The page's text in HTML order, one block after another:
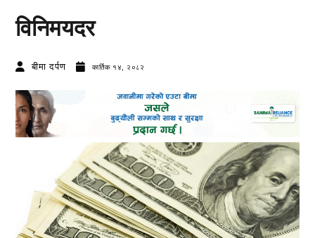
विनिमयदर
बीमा दर्पण कार्तिक १४, २०८२